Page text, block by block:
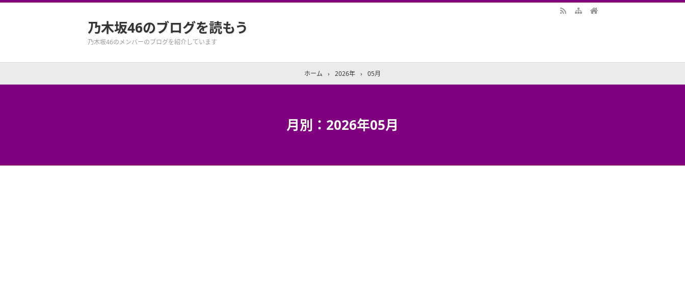
乃木坂46のブログを読もう
乃木坂46のメンバーのブログを紹介しています
ホーム › 2026年 › 05月
月別：2026年05月